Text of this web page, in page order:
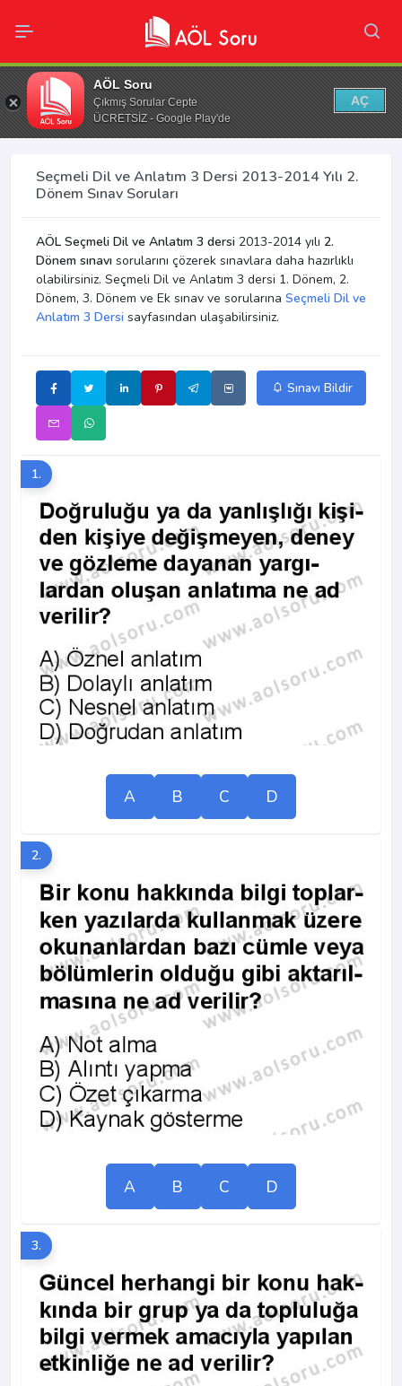
AÖL Soru
Çıkmış Sorular Cepte
ÜCRETSİZ - Google Play'de
AÇ
Seçmeli Dil ve Anlatım 3 Dersi 2013-2014 Yılı 2.
Dönem Sınav Soruları
AÖL Seçmeli Dil ve Anlatım 3 dersi 2013-2014 yılı 2.
Dönem sınavı sorularını çözerek sınavlara daha hazırlıklı
olabilirsiniz. Seçmeli Dil ve Anlatım 3 dersi 1. Dönem, 2.
Dönem, 3. Dönem ve Ek sınav ve sorularına Seçmeli Dil ve
Anlatım 3 Dersi sayfasından ulaşabilirsiniz.
Sınavı Bildir
1.
A B C D
2.
A B C D
3.